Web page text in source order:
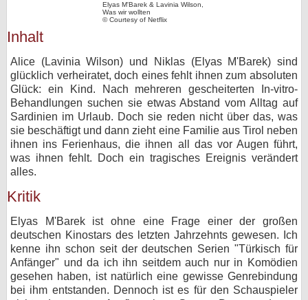
Elyas M'Barek & Lavinia Wilson,
Was wir wollten
© Courtesy of Netflix
Inhalt
Alice (Lavinia Wilson) und Niklas (Elyas M'Barek) sind
glücklich verheiratet, doch eines fehlt ihnen zum absoluten
Glück: ein Kind. Nach mehreren gescheiterten In-vitro-
Behandlungen suchen sie etwas Abstand vom Alltag auf
Sardinien im Urlaub. Doch sie reden nicht über das, was
sie beschäftigt und dann zieht eine Familie aus Tirol neben
ihnen ins Ferienhaus, die ihnen all das vor Augen führt,
was ihnen fehlt. Doch ein tragisches Ereignis verändert
alles.
Kritik
Elyas M'Barek ist ohne eine Frage einer der großen
deutschen Kinostars des letzten Jahrzehnts gewesen. Ich
kenne ihn schon seit der deutschen Serien "Türkisch für
Anfänger" und da ich ihn seitdem auch nur in Komödien
gesehen haben, ist natürlich eine gewisse Genrebindung
bei ihm entstanden. Dennoch ist es für den Schauspieler
Gewinnspiele
bei X
bei Facebook
Kontakt
Cookie-Einstellungen
Impressum
Desktop-Ansicht